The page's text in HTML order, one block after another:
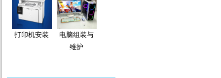
打印机安装
电脑组装与
维护